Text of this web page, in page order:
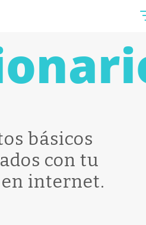
básicos
con tu
internet.